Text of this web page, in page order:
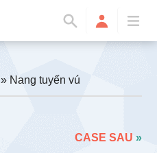
» Nang tuyến vú
CASE SAU »